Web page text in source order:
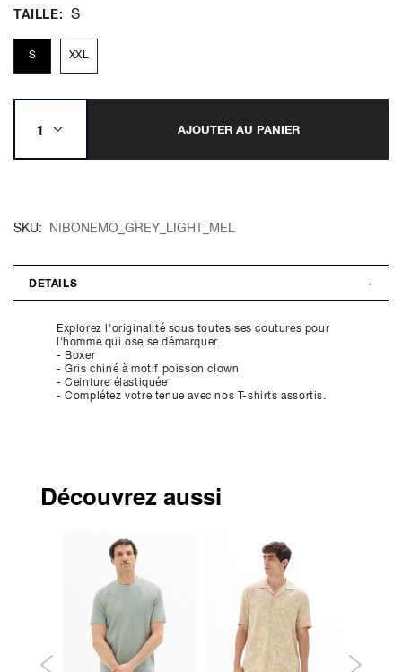
TAILLE S
S XXL
AJOUTER AU PANIER
SKU NIBONEMO_GREY_LIGHT_MEL
DETAILS
Explorez l'originalité sous toutes ses coutures pour
l'homme qui ose se démarquer.
- Boxer
- Gris chiné à motif poisson clown
- Ceinture élastiquée
- Complétez votre tenue avec nos T-shirts assortis.
Découvrez aussi